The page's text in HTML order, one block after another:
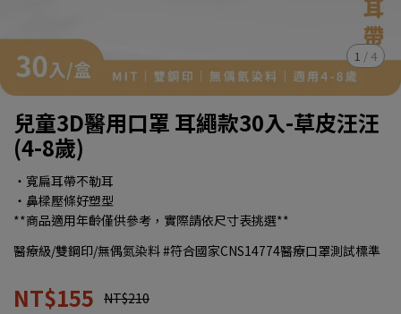
1 / 4
兒童3D醫用口罩 耳繩款30入-草皮汪汪
(4-8歲)
‧寬扁耳帶不勒耳
‧鼻樑壓條好塑型
**商品適用年齡僅供參考，實際請依尺寸表挑選**
醫療級/雙鋼印/無偶氮染料 #符合國家CNS14774醫療口罩測試標準
NT$155 NT$210